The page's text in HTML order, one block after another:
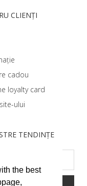
the best
TENDINȚE
CLIENȚI
cadou
loyalty card
ului